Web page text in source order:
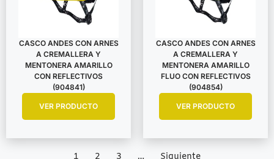
CASCO ANDES CON ARNES
A CREMALLERA Y
MENTONERA AMARILLO
CON REFLECTIVOS
(904841)
VER PRODUCTO
CASCO ANDES CON ARNES
A CREMALLERA Y
MENTONERA AMARILLO
FLUO CON REFLECTIVOS
(904854)
VER PRODUCTO